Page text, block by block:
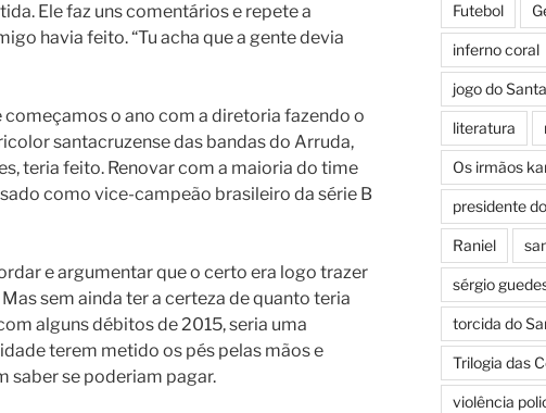
Ele faz uns comentários e repete a
havia feito. “Tu acha que a gente devia
começamos o ano com a diretoria fazendo o
santacruzense das bandas do Arruda,
teria feito. Renovar com a maioria do time
como vice-campeão brasileiro da série B
e argumentar que o certo era logo trazer
sem ainda ter a certeza de quanto teria
alguns débitos de 2015, seria uma
terem metido os pés pelas mãos e
saber se poderiam pagar.
Futebol
inferno coral
jogo do
literatura
Os irmãos
presidente
Raniel
sérgio
torcida do
Trilogia das
violência